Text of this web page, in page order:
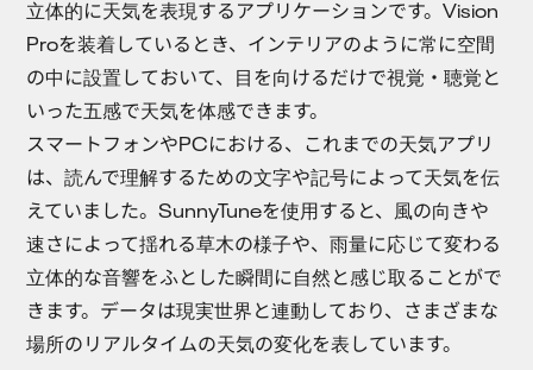
立体的に天気を表現するアプリケーションです。Vision
Proを装着しているとき、インテリアのように常に空間
の中に設置しておいて、目を向けるだけで視覚・聴覚と
いった五感で天気を体感できます。
スマートフォンやPCにおける、これまでの天気アプリ
は、読んで理解するための文字や記号によって天気を伝
えていました。SunnyTuneを使用すると、風の向きや
速さによって揺れる草木の様子や、雨量に応じて変わる
立体的な音響をふとした瞬間に自然と感じ取ることがで
きます。データは現実世界と連動しており、さまざまな
場所のリアルタイムの天気の変化を表しています。